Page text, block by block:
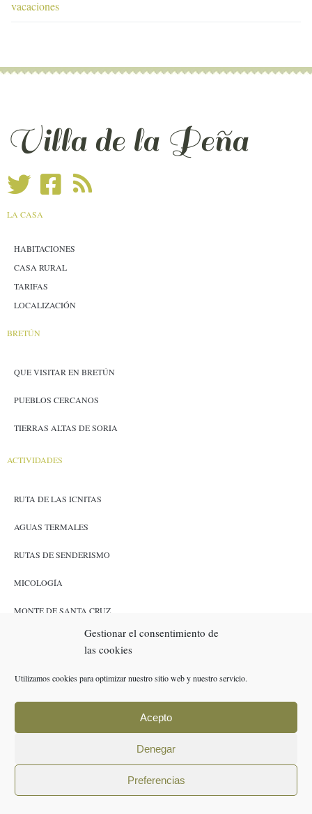
Gestionar el consentimiento de
las cookies
Utilizamos cookies para optimizar nuestro sitio web y nuestro servicio.
Acepto
Denegar
Preferencias
vacaciones
Villa de la Peña
LA CASA
HABITACIONES
CASA RURAL
TARIFAS
LOCALIZACIÓN
BRETÚN
QUE VISITAR EN BRETÚN
PUEBLOS CERCANOS
TIERRAS ALTAS DE SORIA
ACTIVIDADES
RUTA DE LAS ICNITAS
AGUAS TERMALES
RUTAS DE SENDERISMO
MICOLOGÍA
MONTE DE SANTA CRUZ
POLÍTICA DE COOKIES (UE)
AVISO LEGAL
POLÍTICA DE PRIVACIDAD